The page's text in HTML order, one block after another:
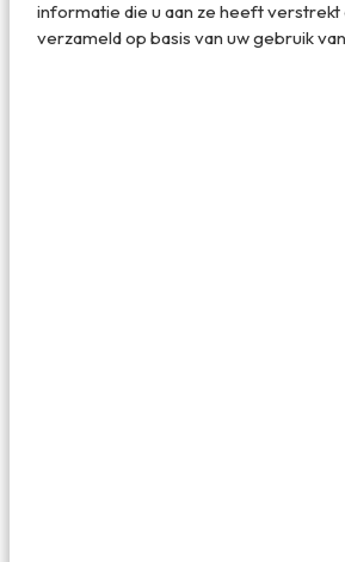
informatie die u aan ze heeft verstrekt
verzameld op basis van uw gebruik